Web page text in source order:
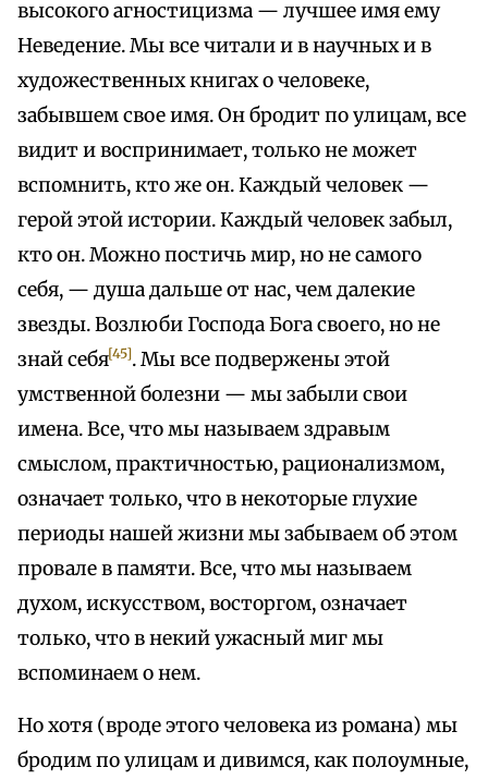
высокого агностицизма — лучшее имя ему
Неведение. Мы все читали и в научных и в
художественных книгах о человеке,
забывшем свое имя. Он бродит по улицам, все
видит и воспринимает, только не может
вспомнить, кто же он. Каждый человек —
герой этой истории. Каждый человек забыл,
кто он. Можно постичь мир, но не самого
себя, — душа дальше от нас, чем далекие
звезды. Возлюби Господа Бога своего, но не
знай себя[45]. Мы все подвержены этой
умственной болезни — мы забыли свои
имена. Все, что мы называем здравым
смыслом, практичностью, рационализмом,
означает только, что в некоторые глухие
периоды нашей жизни мы забываем об этом
провале в памяти. Все, что мы называем
духом, искусством, восторгом, означает
только, что в некий ужасный миг мы
вспоминаем о нем.
Но хотя (вроде этого человека из романа) мы
бродим по улицам и дивимся, как полоумные,